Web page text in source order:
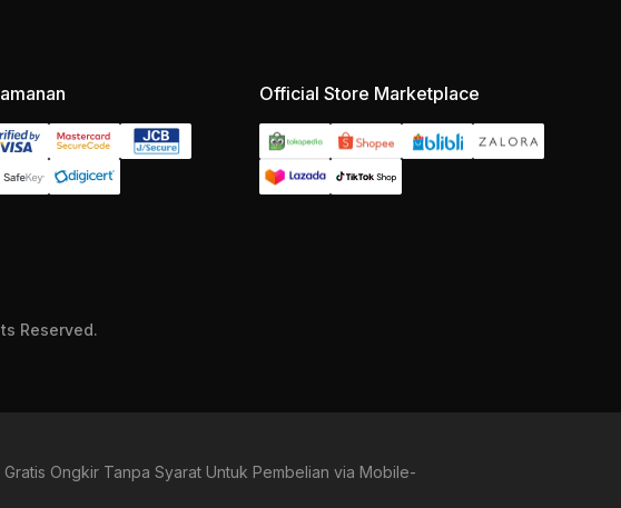
Official Store Marketplace
Reserved.
Ongkir Tanpa Syarat Untuk Pembelian via Mobile-